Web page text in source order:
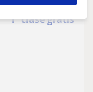
1ª clase gratis